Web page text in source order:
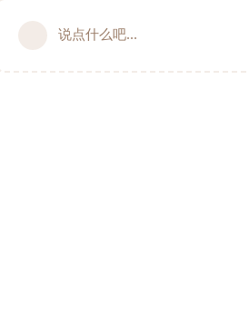
说点什么吧...